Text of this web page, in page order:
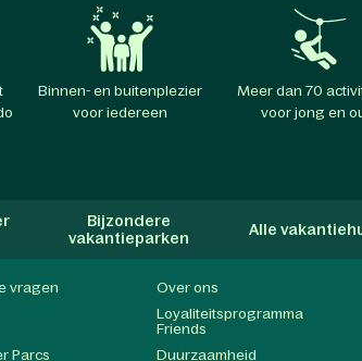
Binnen- en buitenplezier
voor iedereen
Meer dan 70
voor jong en
Bijzondere
vakantieparken
Alle
vragen Over ons
Loyaliteitsprogramma
Friends
Parcs Duurzaamheid